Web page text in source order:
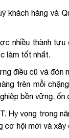
khách hàng và
nhiều thành
làm tốt nhất.
điều cũ và đón
trên mỗi
bền vững, ổn
Hy vọng trong
cơ hội mới và